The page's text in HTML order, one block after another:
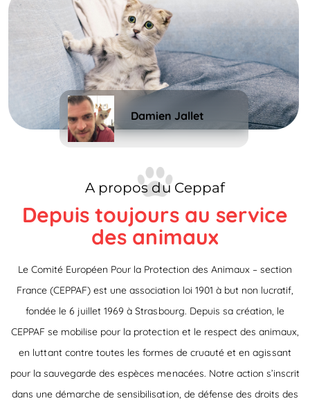
Damien Jallet
A propos du Ceppaf
Depuis toujours au service
des animaux
Le Comité Européen Pour la Protection des Animaux – section
France (CEPPAF) est une association loi 1901 à but non lucratif,
fondée le 6 juillet 1969 à Strasbourg. Depuis sa création, le
CEPPAF se mobilise pour la protection et le respect des animaux,
en luttant contre toutes les formes de cruauté et en agissant
pour la sauvegarde des espèces menacées. Notre action s’inscrit
dans une démarche de sensibilisation, de défense des droits des